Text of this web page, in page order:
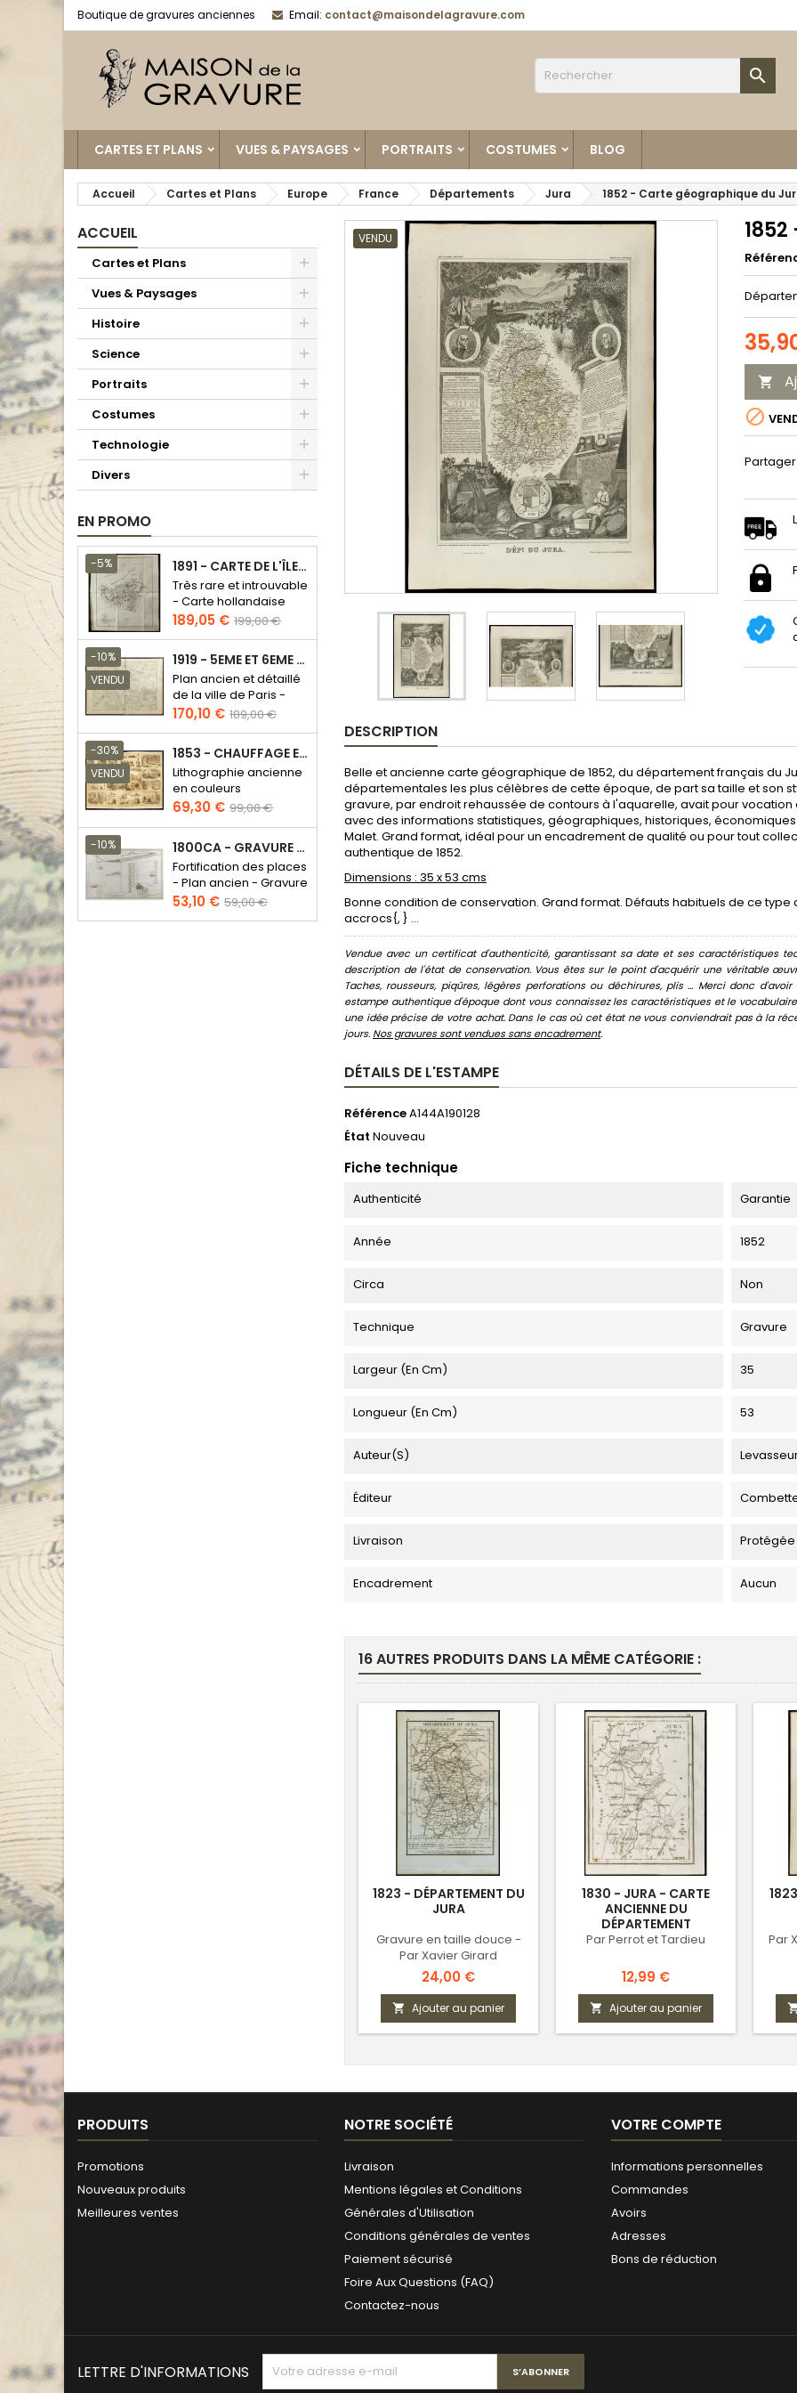
Boutique de gravures anciennes Email: contact@maisondelagravure.com

CARTES ET PLANS VUES & PAYSAGES PORTRAITS COSTUMES BLOG
Accueil Cartes et Plans Europe France Départements Jura 1852 - Carte géographique du
ACCUEIL
Cartes et Plans
Vues & Paysages
Histoire
Science
Portraits
Costumes
Technologie
Divers
EN PROMO
-5% 1891 - CARTE DE L'ÎLE DE BORNÉO
Très rare et introuvable
- Carte hollandaise
Prix
189,05 € Prix
de
base
199,00 €
-10%
VENDU
1919 - 5EME ET 6EME ARRONDISSEMENT DE PARIS
Plan ancien et détaillé
de la ville de Paris -
Odéon - Sorbonne
Prix
170,10 € Prix
de
base
189,00 €
-30%
VENDU
1853 - CHAUFFAGE ET ÉCLAIRAGE (LITHOGRAPHIE)
Lithographie ancienne
en couleurs
Prix
69,30 € Prix
de
base
99,00 €
-10% 1800CA - GRAVURE ARCHITECTURE MILITAIRE - ATTAQUE ET DÉFENSE
Fortification des places
- Plan ancien - Gravure
en taille douce
Prix
53,10 € Prix
de
59,00 €
VENDU


Partager
DESCRIPTION
Belle et ancienne carte géographique de 1852, du département français du
départementales les plus célèbres de cette époque, de part sa taille et son
gravure, par endroit rehaussée de contours à l'aquarelle, avait pour
avec des informations statistiques, géographiques, historiques,
Malet. Grand format, idéal pour un encadrement de qualité ou pour tout
authentique de 1852.
Dimensions : 35 x 53 cms
Bonne condition de conservation. Grand format. Défauts habituels de ce
accrocs{, } ...
Vendue avec un certificat d'authenticité, garantissant sa date et ses caractéristiques
description de l'état de conservation. Vous êtes sur le point d'acquérir une véritable
Taches, rousseurs, piqûres, légères perforations ou déchirures, plis ... Merci donc
estampe authentique d'époque dont vous connaissez les caractéristiques et le
une idée précise de votre achat. Dans le cas où cet état ne vous conviendrait pas à la
jours. Nos gravures sont vendues sans encadrement.
DÉTAILS DE L'ESTAMPE
RéférenceA144A190128
État Nouveau
Fiche technique
Authenticité Garantie
Année 1852
Circa Non
Technique Gravure
Largeur (en Cm) 35
Longueur (en Cm) 53
Auteur(s)
Éditeur
Livraison Protégée
Encadrement Aucun
16 AUTRES PRODUITS DANS LA MÊME CATÉGORIE :
1823 - DÉPARTEMENT DU
JURA
Gravure en taille douce -
Par Xavier Girard
Prix
24,00 €
 Ajouter au panier
1830 - JURA - CARTE
ANCIENNE DU
DÉPARTEMENT
Par Perrot et Tardieu
Prix
12,99 €
 Ajouter au panier
Par
PRODUITS
Promotions
Nouveaux produits
Meilleures ventes
NOTRE SOCIÉTÉ
Livraison
Mentions légales et Conditions
Générales d'Utilisation
Conditions générales de ventes
Paiement sécurisé
Foire Aux Questions (FAQ)
Contactez-nous
VOTRE COMPTE
Informations personnelles
Commandes
Avoirs
Adresses
Bons de réduction
LETTRE D'INFORMATIONS